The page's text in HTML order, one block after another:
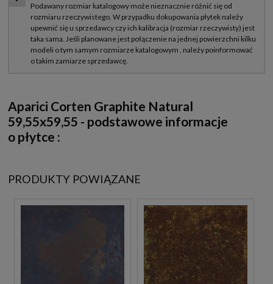
Aparici Corten Graphite Natural
59,55x59,55 - podstawowe informacje
o płytce :
PRODUKTY POWIĄZANE